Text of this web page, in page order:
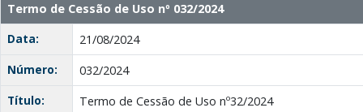
Termo de Cessão de Uso nº 032/2024
Data:
21/08/2024
Número:
032/2024
Título:
Termo de Cessão de Uso nº32/2024